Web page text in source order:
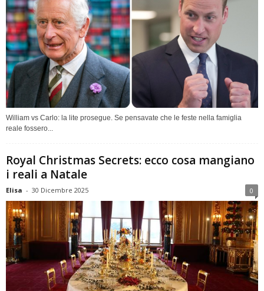
William vs Carlo: la lite prosegue. Se pensavate che le feste nella famiglia
reale fossero...
Royal Christmas Secrets: ecco cosa mangiano
i reali a Natale
Elisa - 30 Dicembre 2025 0